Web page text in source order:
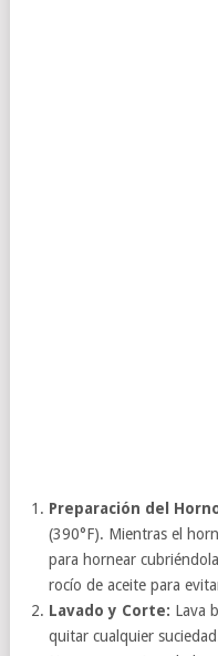
Preparación del
(390°F). Mientras el
para hornear
rocío de aceite para
Lavado y Corte: Lava
quitar cualquier